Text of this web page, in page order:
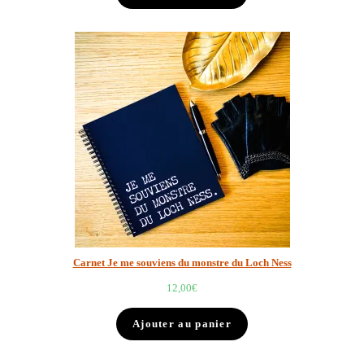
Carnet Je me souviens du monstre du Loch Ness
12,00€
Ajouter au panier